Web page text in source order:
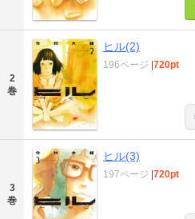
2
巻
ヒル(2)
196ページ |720pt
3
巻
ヒル(3)
197ページ |720pt